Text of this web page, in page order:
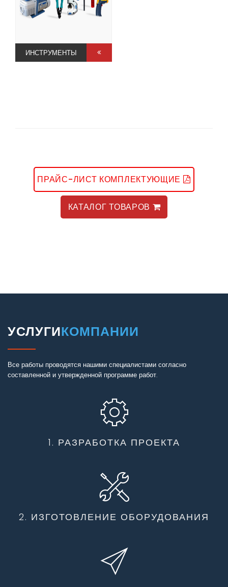
ИНСТРУМЕНТЫ
ПРАЙС-ЛИСТ КОМПЛЕКТУЮЩИЕ
КАТАЛОГ ТОВАРОВ
УСЛУГИКОМПАНИИ
Все работы проводятся нашими специалистами согласно
составленной и утвержденной программе работ.
1. РАЗРАБОТКА ПРОЕКТА
2. ИЗГОТОВЛЕНИЕ ОБОРУДОВАНИЯ